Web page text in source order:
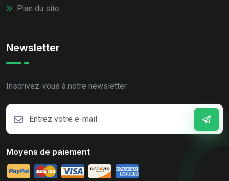
Plan du site
Newsletter
Inscrivez-vous à notre newsletter
Moyens de paiement